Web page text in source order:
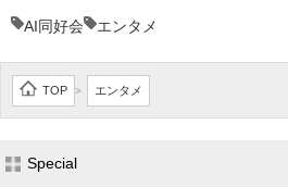
AI同好会 エンタメ
TOP > エンタメ
Special